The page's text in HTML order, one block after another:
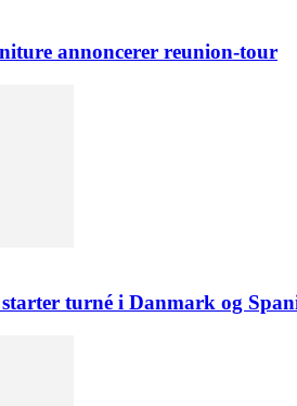
annoncerer reunion-tour
turné i Danmark og